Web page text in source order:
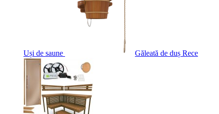
Uși de saune Găleată de duș Rece